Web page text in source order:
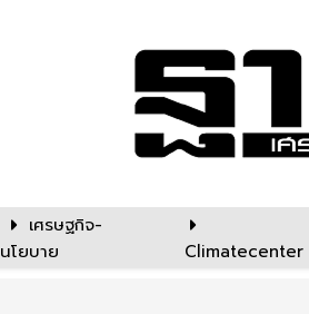
เศรษฐกิจ-
นโยบาย
Climatecenter